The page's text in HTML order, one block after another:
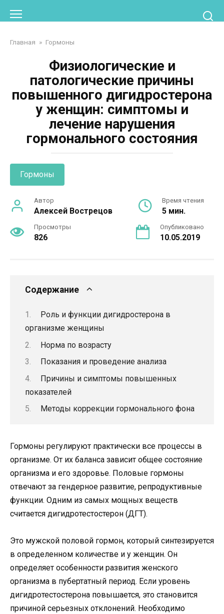
Главная » Гормоны
Физиологические и
патологические причины
повышенного дигидростерона
у женщин: симптомы и
лечение нарушения
гормонального состояния
Гормоны
Автор
Алексей Вострецов
Время чтения
5 мин.
Просмотры
826
Опубликовано
10.05.2019
Содержание
Роль и функции дигидростерона в
организме женщины
Норма по возрасту
Показания и проведение анализа
Причины и симптомы повышенных
показателей
Методы коррекции гормонального фона
Гормоны регулируют практически все процессы в
организме. От их баланса зависит общее состояние
организма и его здоровье. Половые гормоны
отвечают за гендерное развитие, репродуктивные
функции. Одним из самых мощных веществ
считается дигидротестостерон (ДГТ).
Это мужской половой гормон, который синтезируется
в определенном количестве и у женщин. Он
определяет особенности развития женского
организма в пубертатный период. Если уровень
дигидротестостерона повышается, это становится
причиной серьезных отклонений. Необходимо